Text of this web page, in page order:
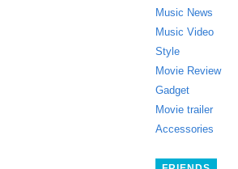
Music News
Music Video
Style
Movie Review
Gadget
Movie trailer
Accessories